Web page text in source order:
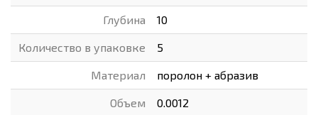
Глубина 10
Количество в упаковке 5
Материал поролон + абразив
Объем 0.0012